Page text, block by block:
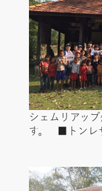
シェムリアッ
す。 ■トンレ